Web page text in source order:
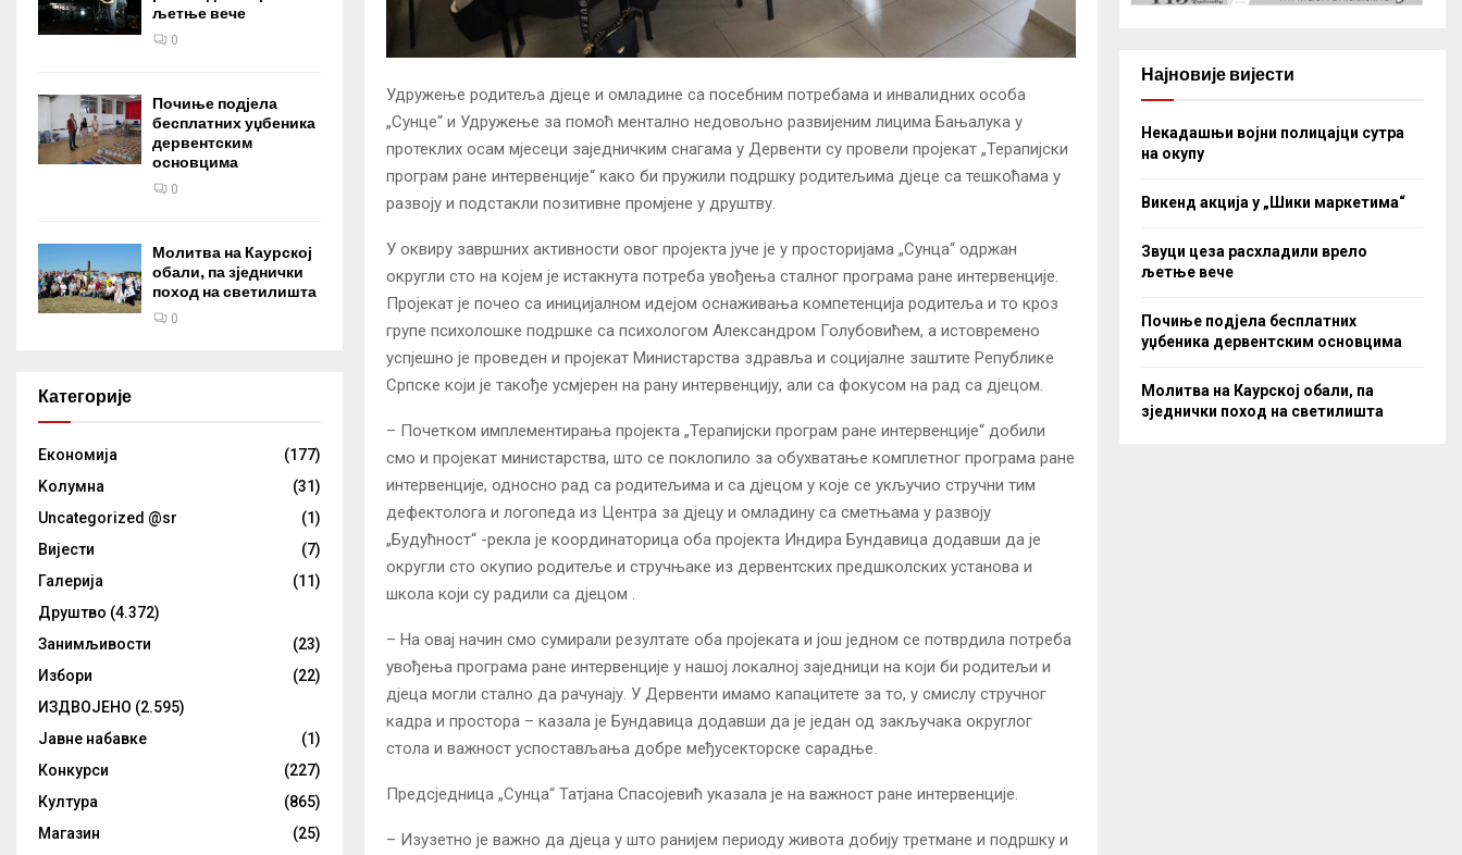
Удружење родитеља дјеце и омладине са посебним потребама и инвалидних особа
„Сунце“ и Удружење за помоћ ментално недовољно развијеним лицима Бањалука у
протеклих осам мјесеци заједничким снагама у Дервенти су провели пројекат „Терапијски
програм ране интервенције“ како би пружили подршку родитељима дјеце са тешкоћама у
развоју и подстакли позитивне промјене у друштву.
У оквиру завршних активности овог пројекта јуче је у просторијама „Сунца“ одржан
округли сто на којем је истакнута потреба увођења сталног програма ране интервенције.
Пројекат је почео са иницијалном идејом оснаживања компетенција родитеља и то кроз
групе психолошке подршке са психологом Александром Голубовићем, а истовремено
успјешно је проведен и пројекат Министарства здравља и социјалне заштите Републике
Српске који је такође усмјерен на рану интервенцију, али са фокусом на рад са дјецом.
– Почетком имплементирања пројекта „Терапијски програм ране интервенције“ добили
смо и пројекат министарства, што се поклопило за обухватање комплетног програма ране
интервенције, односно рад са родитељима и са дјецом у које се укључио стручни тим
дефектолога и логопеда из Центра за дјецу и омладину са сметњама у развоју
„Будућност“ -рекла је координаторица оба пројекта Индира Бундавица додавши да је
округли сто окупио родитеље и стручњаке из дервентских предшколских установа и
школа који су радили са дјецом .
– На овај начин смо сумирали резултате оба пројеката и још једном се потврдила потреба
увођења програма ране интервенције у нашој локалној заједници на који би родитељи и
дјеца могли стално да рачунају. У Дервенти имамо капацитете за то, у смислу стручног
кадра и простора – казала је Бундавица додавши да је један од закључака округлог
стола и важност успостављања добре међусекторске сарадње.
Предсједница „Сунца“ Татјана Спасојевић указала је на важност ране интервенције.
– Изузетно је важно да дјеца у што ранијем периоду живота добију третмане и подршку и
љетње вече
0
Почиње подјела
бесплатних уџбеника
дервентским
основцима
0
Молитва на Каурској
обали, па зједнички
поход на светилишта
0
Категорије
Eкономија
(177)
Kолумнa
(31)
Uncategorized @sr
(1)
Вијести
(7)
Галерија
(11)
Друштво (4.372)
Занимљивости
(23)
Избори
(22)
ИЗДВОЈЕНО (2.595)
Јавне набавке
(1)
Конкурси
(227)
Култура
(865)
Магазин
(25)
Најновије вијести
Некадашњи војни полицајци сутра
на окупу
Викенд акција у „Шики маркетима“
Звуци цеза расхладили врело
љетње вече
Почиње подјела бесплатних
уџбеника дервентским основцима
Молитва на Каурској обали, па
зједнички поход на светилишта